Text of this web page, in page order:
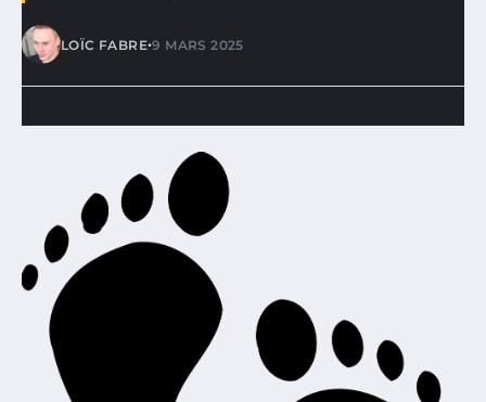
LOÏC FABRE•9 MARS 2025